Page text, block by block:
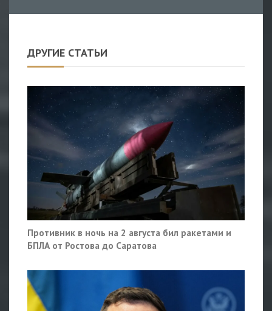
ДРУГИЕ СТАТЬИ
Противник в ночь на 2 августа бил ракетами и
БПЛА от Ростова до Саратова